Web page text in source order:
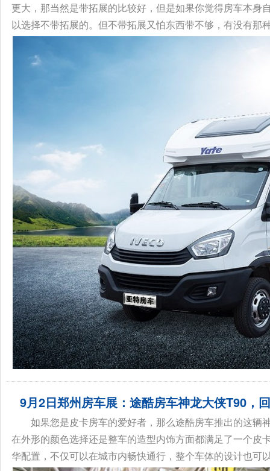
更大，那当然是带拓展的比较好，但是如果你觉得房车本
以选择不带拓展的。但不带拓展又怕东西带不够，有没有那
9月2日郑州房车展：途酷房车神龙大侠T90，
如果您是皮卡房车的爱好者，那么途酷房车推出的这
在外形的颜色选择还是整车的造型内饰方面都满足了一个
华配置，不仅可以在城市内畅快通行，整个车体的设计也可
骏驰